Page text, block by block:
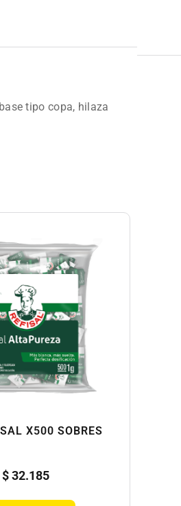
tipo copa, hilaza
X500 SOBRES
$32.185